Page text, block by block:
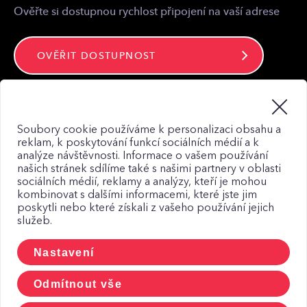
Ověřte si dostupnou rychlost připojení na vaší adrese
OVĚŘIT DOSTUPNOST
Mapa webu
Zásady zpracování osobních údajů
Zásady použití Cookies
CCTV a osobní udaje
Soubory cookie používáme k personalizaci obsahu a
reklam, k poskytování funkcí sociálních médií a k
analýze návštěvnosti. Informace o vašem používání
našich stránek sdílíme také s našimi partnery v oblasti
sociálních médií, reklamy a analýzy, kteří je mohou
kombinovat s dalšími informacemi, které jste jim
poskytli nebo které získali z vašeho používání jejich
služeb.
Nastavení
Odmítnout vše